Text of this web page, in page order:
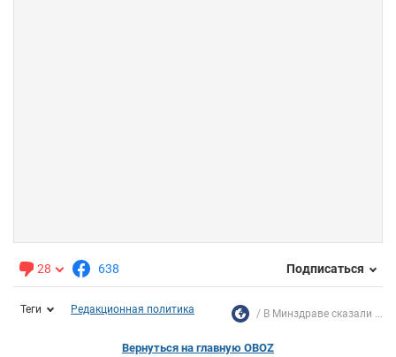
28 638 Подписаться
Теги Редакционная политика В Минздраве сказали ...
Вернуться на главную OBOZ